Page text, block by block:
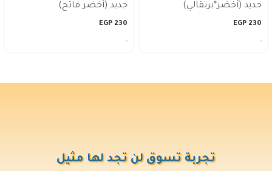
جديد (أخضر*برتقالي)
230
EGP
جديد (أخضر فاتح)
230
EGP
تجربة تسوق لن تجد لها مثيل